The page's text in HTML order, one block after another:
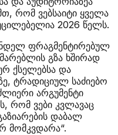
რომ ვებსაიტი ყველა
2026 წელს.
ფრაგმენტირებულ
გზა ხშირად
ქსელებსა და
ტრადიციულ საძიებო
არგუმენტი
რომ ვები კვლავაც
დაბალ
მომკვდარა“.